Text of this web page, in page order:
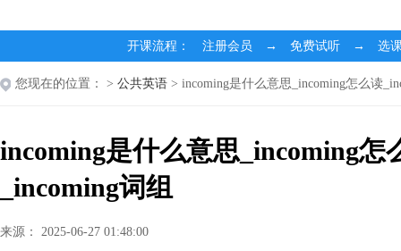
开课流程： 注册会员 → 免费试听 → 选
您现在的位置： > 公共英语 > incoming是什么意思_incoming怎么读
incoming是什么意思_incoming怎
_incoming词组
来源： 2025-06-27 01:48:00